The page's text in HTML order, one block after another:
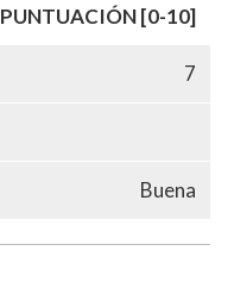
PUNTUACIÓN [0-10]
7
Buena